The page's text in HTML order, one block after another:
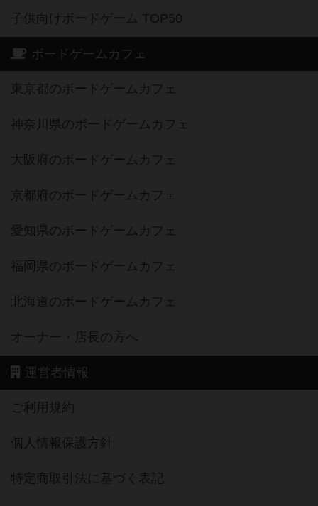
子供向けボードゲーム TOP50
ボードゲームカフェ
東京都のボードゲームカフェ
神奈川県のボードゲームカフェ
大阪府のボードゲームカフェ
京都府のボードゲームカフェ
愛知県のボードゲームカフェ
福岡県のボードゲームカフェ
北海道のボードゲームカフェ
オーナー・店長の方へ
運営者情報
ご利用規約
個人情報保護方針
特定商取引法に基づく表記